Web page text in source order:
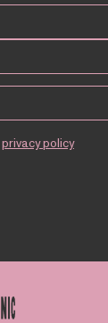
privacy policy